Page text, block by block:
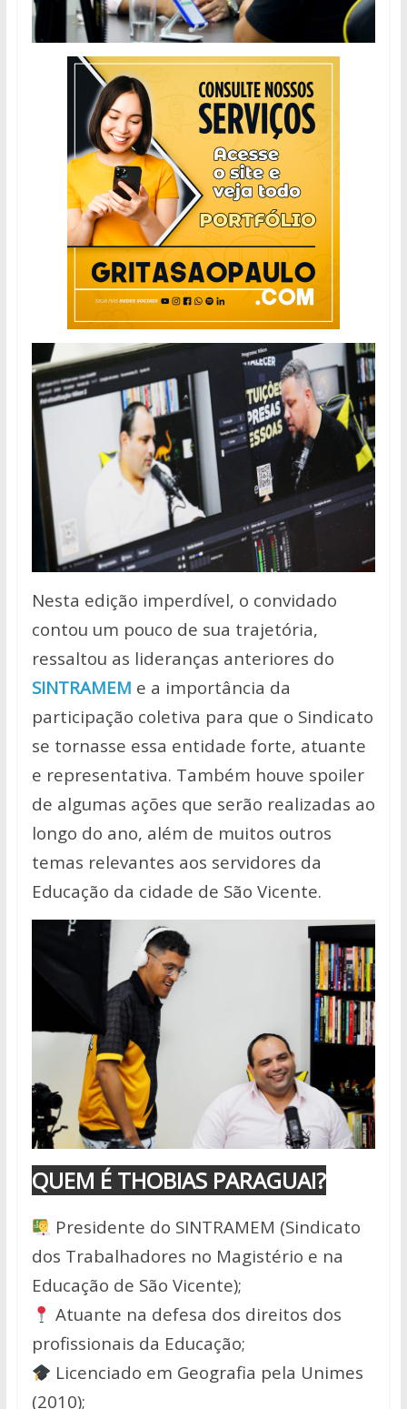
Nesta edição imperdível, o convidado
contou um pouco de sua trajetória,
ressaltou as lideranças anteriores do
SINTRAMEM e a importância da
participação coletiva para que o Sindicato
se tornasse essa entidade forte, atuante
e representativa. Também houve spoiler
de algumas ações que serão realizadas ao
longo do ano, além de muitos outros
temas relevantes aos servidores da
Educação da cidade de São Vicente.
QUEM É THOBIAS PARAGUAI?
Presidente do SINTRAMEM (Sindicato
dos Trabalhadores no Magistério e na
Educação de São Vicente);
Atuante na defesa dos direitos dos
profissionais da Educação;
Licenciado em Geografia pela Unimes
(2010);